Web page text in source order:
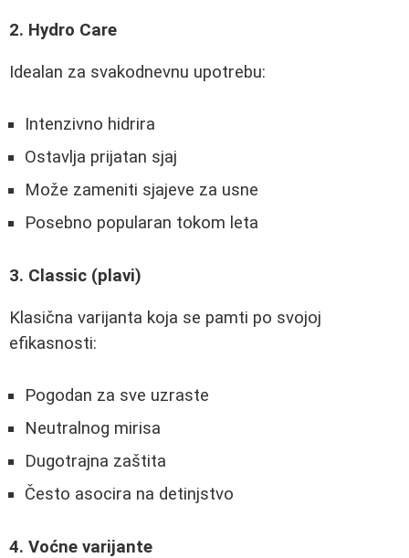
2. Hydro Care
Idealan za svakodnevnu upotrebu:
Intenzivno hidrira
Ostavlja prijatan sjaj
Može zameniti sjajeve za usne
Posebno popularan tokom leta
3. Classic (plavi)
Klasična varijanta koja se pamti po svojoj
efikasnosti:
Pogodan za sve uzraste
Neutralnog mirisa
Dugotrajna zaštita
Često asocira na detinjstvo
4. Voćne varijante